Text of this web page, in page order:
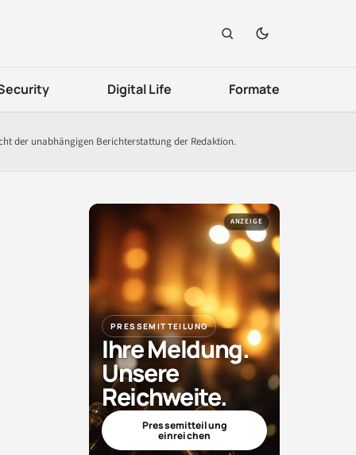
Digital Life Formate
der unabhängigen Berichterstattung der Redaktion.
ANZEIGE
PRESSEMITTEILUNG
Ihre Meldung.
Unsere
Reichweite.
Pressemitteilung
einreichen